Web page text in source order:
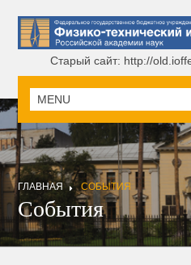
Старый сайт: http://
ГЛАВНАЯ СОБЫТИЯ
События